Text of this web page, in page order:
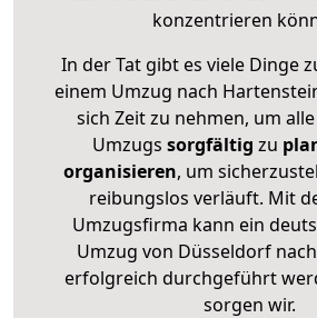
konzentrieren
In der Tat gibt es viele Dinge
einem Umzug nach
sich Zeit zu nehmen, um
Umzugs sorgfältig zu
organisieren, um
reibungslos verläuft. Mit
Umzugsfirma kann ein
Umzug von Düsseldorf
erfolgreich durchgeführt
sorgen wir.